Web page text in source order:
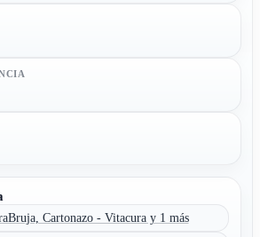
Cartonazo - Vitacura y 1 más